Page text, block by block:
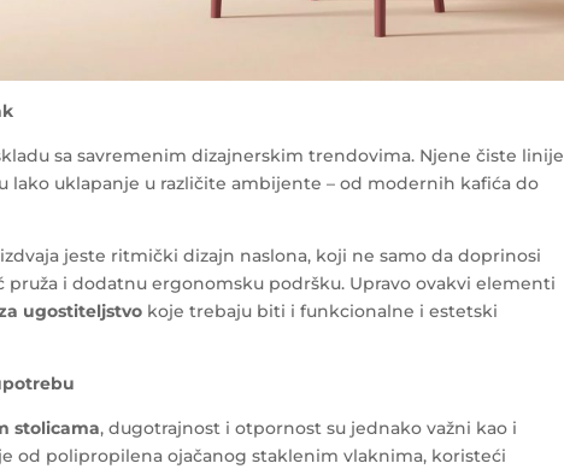
sa savremenim dizajnerskim trendovima. Njene čiste linije
lako uklapanje u različite ambijente – od modernih kafića do
jeste ritmički dizajn naslona, koji ne samo da doprinosi
pruža i dodatnu ergonomsku podršku. Upravo ovakvi elementi
ugostiteljstvo koje trebaju biti i funkcionalne i estetski
stolicama, dugotrajnost i otpornost su jednako važni kao i
od polipropilena ojačanog staklenim vlaknima, koristeći